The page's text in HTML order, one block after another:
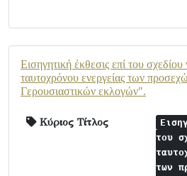
Εισηγητική έκθεσις επί του
ταυτοχρόνου ενεργείας των
Γερουσιαστικών εκλογών".
Κύριος Τίτλος
του
των